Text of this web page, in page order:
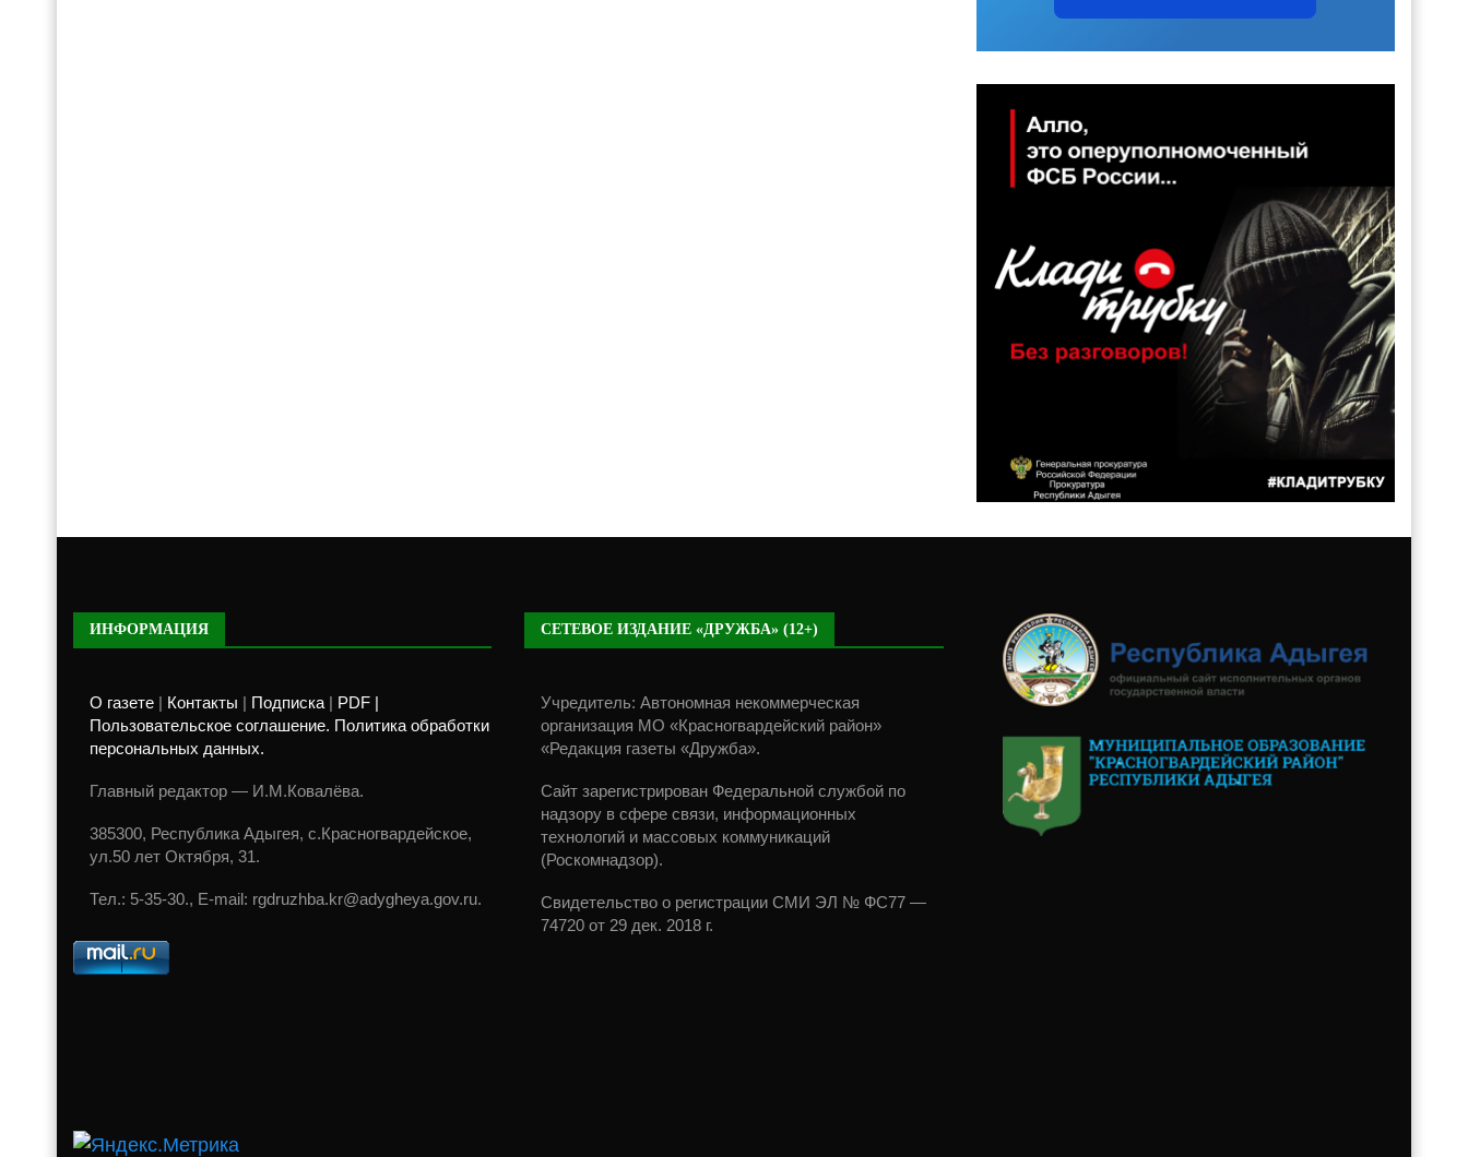
ИНФОРМАЦИЯ
О газете Контакты Подписка
PDF |
Пользовательское соглашение. Политика обработки
персональных данных.
Главный редактор — И.М.Ковалёва.
385300, Республика Адыгея, с.Красногвардейское,
ул.50 лет Октября, 31.
Тел.: 5-35-30., E-mail: rgdruzhba.kr@adygheya.gov.ru.
СЕТЕВОЕ ИЗДАНИЕ «ДРУЖБА» (12+)
Учредитель: Автономная некоммерческая
организация МО «Красногвардейский район»
«Редакция газеты «Дружба».
Сайт зарегистрирован Федеральной службой по
надзору в сфере связи, информационных
технологий и массовых коммуникаций
(Роскомнадзор).
Свидетельство о регистрации СМИ ЭЛ № ФС77 —
74720 от 29 дек. 2018 г.